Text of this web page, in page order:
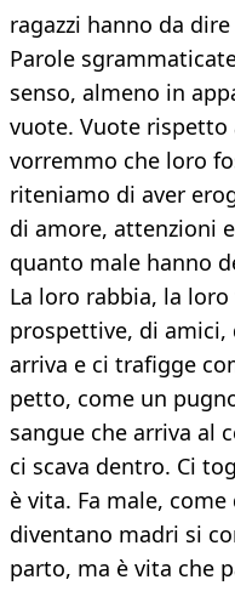
ragazzi hanno da
Parole
senso, almeno in
vuote. Vuote
vorremmo che loro
riteniamo di aver
di amore, attenzioni
quanto male hanno
La loro rabbia, la loro
prospettive, di amici,
arriva e ci trafigge
petto, come un
sangue che arriva al
ci scava dentro. Ci
è vita. Fa male,
diventano madri si
parto, ma è vita che